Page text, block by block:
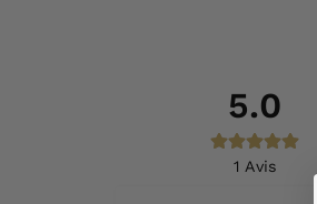
5.0
1 Avis